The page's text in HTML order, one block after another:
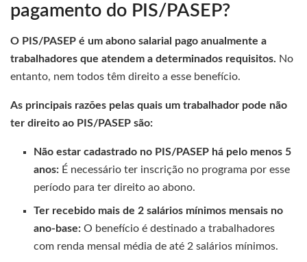
pagamento do PIS/PASEP?
O PIS/PASEP é um abono salarial pago anualmente a
trabalhadores que atendem a determinados requisitos. No
entanto, nem todos têm direito a esse benefício.
As principais razões pelas quais um trabalhador pode não
ter direito ao PIS/PASEP são:
Não estar cadastrado no PIS/PASEP há pelo menos 5
anos: É necessário ter inscrição no programa por esse
período para ter direito ao abono.
Ter recebido mais de 2 salários mínimos mensais no
ano-base: O benefício é destinado a trabalhadores
com renda mensal média de até 2 salários mínimos.